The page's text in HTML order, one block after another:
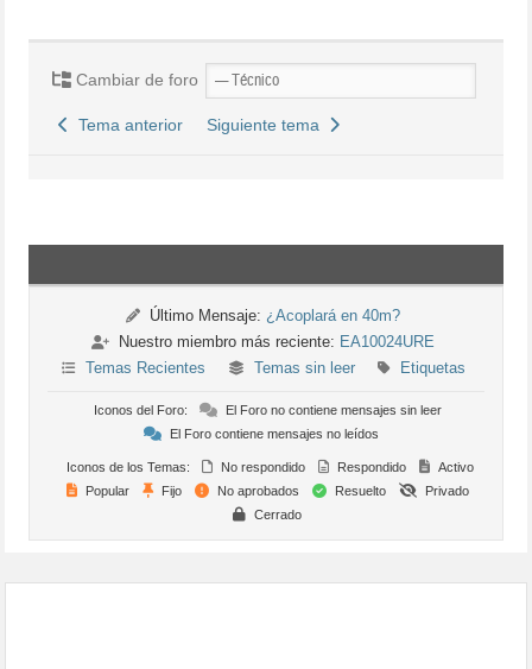
Cambiar de foro
Tema anterior Siguiente tema
Último Mensaje: ¿Acoplará en 40m?
Nuestro miembro más reciente: EA10024URE
Temas Recientes
Temas sin leer Etiquetas
Iconos del Foro:
El Foro no contiene mensajes sin leer
El Foro contiene mensajes no leídos
Iconos de los Temas: No respondido Respondido
Activo
Popular
Fijo No aprobados Resuelto
Privado
Cerrado